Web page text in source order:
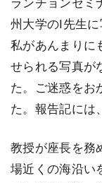
ランチョンセミ
州大学のI先生に
私があんまりに
せられる写真が
た。ご迷惑をお
た。報告記には
教授が座長を務
場近くの海沿い